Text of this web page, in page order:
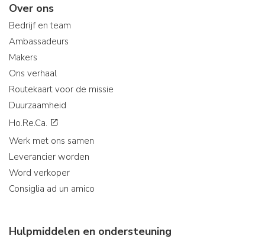
Over ons
Bedrijf en team
Ambassadeurs
Makers
Ons verhaal
Routekaart voor de missie
Duurzaamheid
Ho.Re.Ca.
Werk met ons samen
Leverancier worden
Word verkoper
Consiglia ad un amico
Hulpmiddelen en ondersteuning